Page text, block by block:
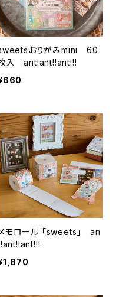
おりがみmini 60
入 ant!ant!!ant!!!
モロール 「sweets」 an